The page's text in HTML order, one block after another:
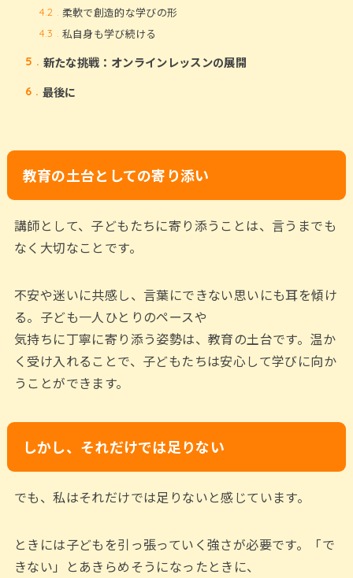
4.2 柔軟で創造的な学びの形
4.3 私自身も学び続ける
5 新たな挑戦：オンラインレッスンの展開
6 最後に
教育の土台としての寄り添い
講師として、子どもたちに寄り添うことは、言うまでも
なく大切なことです。
不安や迷いに共感し、言葉にできない思いにも耳を傾け
る。子ども一人ひとりのペースや
気持ちに丁寧に寄り添う姿勢は、教育の土台です。温か
く受け入れることで、子どもたちは安心して学びに向か
うことができます。
しかし、それだけでは足りない
でも、私はそれだけでは足りないと感じています。
ときには子どもを引っ張っていく強さが必要です。「で
きない」とあきらめそうになったときに、